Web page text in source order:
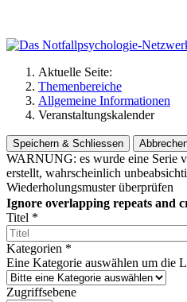
Aktuelle Seite:
Themenbereiche
Allgemeine Informationen
Veranstaltungskalender
Speichern & Schliessen
WARNUNG: es wurde eine Serie
erstellt, wahrscheinlich
Wiederholungsmuster überprüfen
Ignore overlapping repeats and
Titel *
Kategorien *
Eine Kategorie auswählen um die
Zugriffsebene